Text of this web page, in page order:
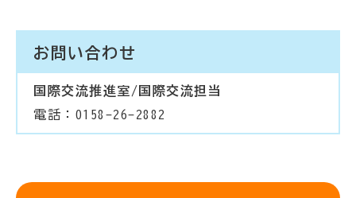
お問い合わせ
国際交流推進室/国際交流担当
電話：0158-26-2882